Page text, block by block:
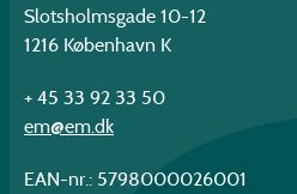
Slotsholmsgade 10-12
1216 København K
+ 45 33 92 33 50
em@em.dk
EAN-nr.: 5798000026001